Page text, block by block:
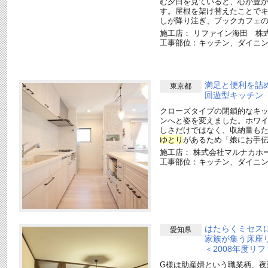
す。屋根を架け替えたことで
しが降り注ぎ、ブックカフェ
施工店： リファイン海田 株
工事部位：キッチン、ダイニ
東京都
満足と便利を詰
回遊型キッチン
クローズタイプの閉鎖的なキ
ンへと姿を変えました。ホワ
しさだけではなく、収納量も
ゆとり があるため「娘にお手
施工店： 株式会社マルナカ
工事部位：キッチン、ダイニ
愛知県
はたらくミセス
家族が集う床座
＜2008年度リ
G様は助産婦という職業柄、